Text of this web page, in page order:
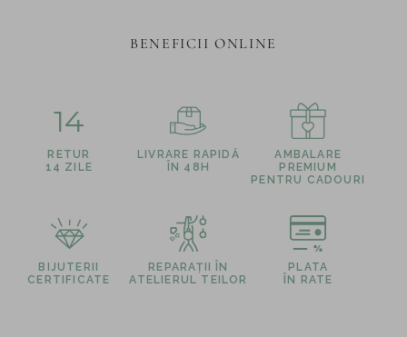
BENEFICII ONLINE
14
RETUR
14 ZILE
LIVRARE RAPIDĂ
ÎN 48H
AMBALARE
PREMIUM
PENTRU CADOURI
BIJUTERII
CERTIFICATE
REPARAȚII ÎN
ATELIERUL TEILOR
PLATA
ÎN RATE